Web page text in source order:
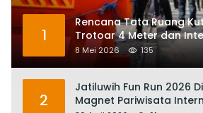
1
Rencana Tata Ruang
Trotoar 4 Meter dan
Transportasi Listrik
8 Mei 2026 135
2
Jatiluwih Fun Run 2026
Magnet Pariwisata